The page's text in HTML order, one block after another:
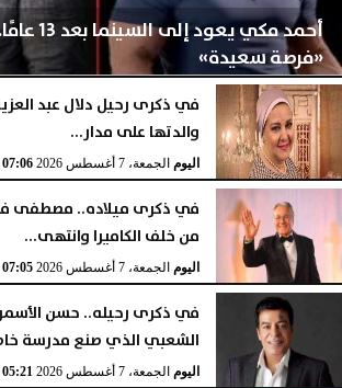
أحمد مكي
«فرصة سعيدة»
اليوم الجمعة، 7 أغسطس 2026 07:07 مـ
في ذكرى رحيل دلال عبد
والدتها على مدار...
اليومالجمعة، 7 أغسطس 2026 07:06 مـ
في ذكرى ميلاده.. مصطفى
من خلف الكاميرا وانتهى...
اليومالجمعة، 7 أغسطس 2026 07:05 مـ
في ذكرى رحيله.. حسن
الشعبي الذي صنع مدرسة
اليومالجمعة، 7 أغسطس 2026 05:21 مـ